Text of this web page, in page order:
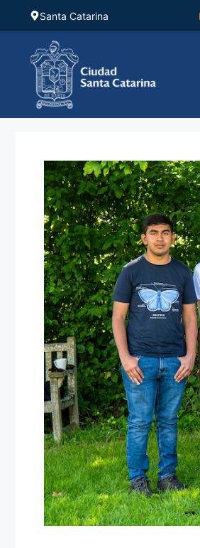
Saltar
contenido
Santa Catarina